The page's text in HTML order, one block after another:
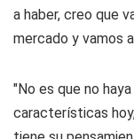
a haber, creo que
mercado y vamos
"No es que no
características